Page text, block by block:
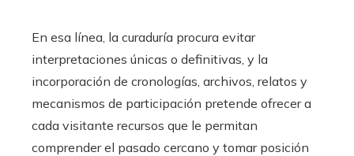
En esa línea, la curaduría procura evitar
interpretaciones únicas o definitivas, y la
incorporación de cronologías, archivos, relatos y
mecanismos de participación pretende ofrecer a
cada visitante recursos que le permitan
comprender el pasado cercano y tomar posición